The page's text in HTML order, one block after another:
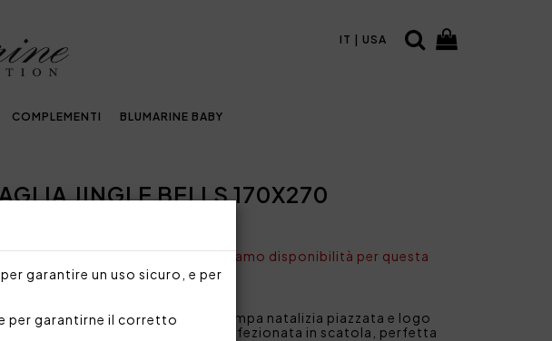
garantire un uso sicuro, e per
per garantirne il corretto
IT | USA
COMPLEMENTI BLUMARINE BABY
JINGLE BELLS 170X270
ma al momento non abbiamo disponibilità per questa
da 10/12 posti in panama con stampa natalizia piazzata e logo
nella trama, elegantemente confezionata in scatola, perfetta